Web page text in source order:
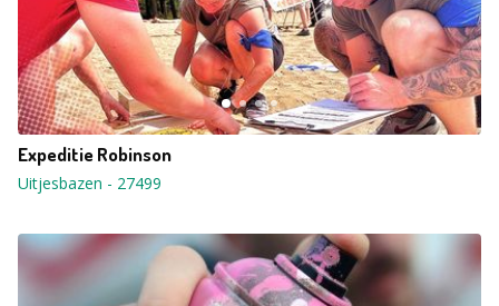
Expeditie Robinson
Uitjesbazen - 27499